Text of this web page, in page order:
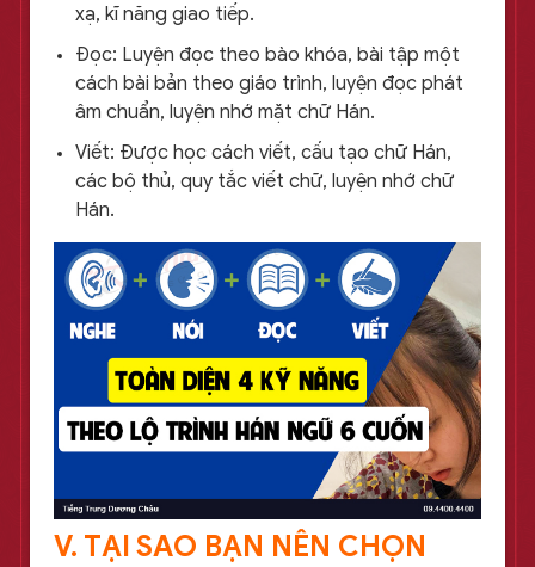
xạ, kĩ năng giao tiếp.
Đọc: Luyện đọc theo bào khóa, bài tập một
cách bài bản theo giáo trình, luyện đọc phát
âm chuẩn, luyện nhớ mặt chữ Hán.
Viết: Được học cách viết, cấu tạo chữ Hán,
các bộ thủ, quy tắc viết chữ, luyện nhớ chữ
Hán.
V. TẠI SAO BẠN NÊN CHỌN